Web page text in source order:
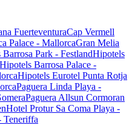
FuerteventuraCap Vermell
Palace - MallorcaGran Melia
Park - FestlandHipotels
Hipotels Barrosa Palace -
Hipotels Eurotel Punta Rotja
Paguera Linda Playa -
Paguera Allsun Cormoran
Hotel Protur Sa Coma Playa -
Teneriffa